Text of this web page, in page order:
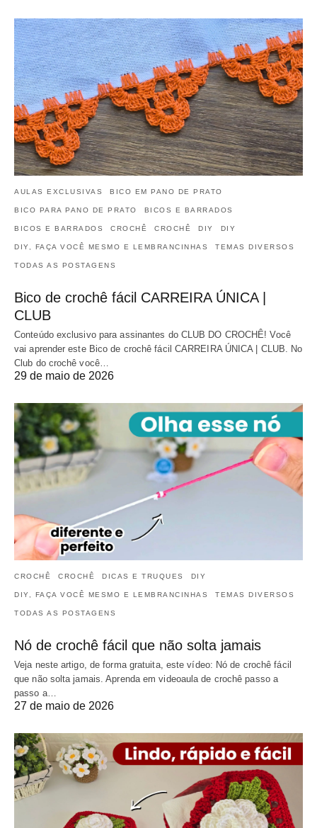
AULAS EXCLUSIVAS BICO EM PANO DE PRATO
BICO PARA PANO DE PRATO BICOS E BARRADOS
BICOS E BARRADOS CROCHÊ CROCHÊ DIY DIY
DIY, FAÇA VOCÊ MESMO E LEMBRANCINHAS TEMAS DIVERSOS
TODAS AS POSTAGENS
Bico de crochê fácil CARREIRA ÚNICA |
CLUB
Conteúdo exclusivo para assinantes do CLUB DO CROCHÊ! Você
vai aprender este Bico de crochê fácil CARREIRA ÚNICA | CLUB. No
Club do crochê você…
29 de maio de 2026
CROCHÊ CROCHÊ DICAS E TRUQUES DIY
DIY, FAÇA VOCÊ MESMO E LEMBRANCINHAS TEMAS DIVERSOS
TODAS AS POSTAGENS
Nó de crochê fácil que não solta jamais
Veja neste artigo, de forma gratuita, este vídeo: Nó de crochê fácil
que não solta jamais. Aprenda em videoaula de crochê passo a
passo a…
27 de maio de 2026